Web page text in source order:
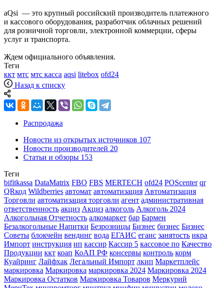
aQsi — это крупный российский производитель платежного
и кассового оборудования, разработчик облачных решений
для розничной торговли, электронной коммерции, сферы
услуг и транспорта.
Ждем официального объявления.
Теги
ккт мтс мтс касса aqsi litebox ofd24
Назад к списку
Распродажа
Новости из открытых источников 107
Новости производителей 20
Статьи и обзоры 153
Теги
bifitkassa DataMatrix FBO FBS MERTECH ofd24 POScenter qr
QRкод Wildberries автомат автоматизация Автоматизация
Торговли автоматизация торговли агент административная
ответственность акциз Акциз алкоголь Алкоголь 2024
Алкогольная Отчетность алкомаркет бар Бармен
Безалкогольные Напитки Безрозницы Бизнес бизнес Бизнес
Советы блокчейн вендинг вода ЕГАИС егаис занятость икра
Импорт инструкция ип кассир Кассир 5 кассовое по Качество
Продукции ккт коап КоАП РФ консервы контроль корм
Куайринг Лайфхак Легальный Импорт лкип Маркетплейс
маркировка Маркировка маркировка 2024 Маркировка 2024
Маркировка Остатков Маркировка Товаров Меркурий